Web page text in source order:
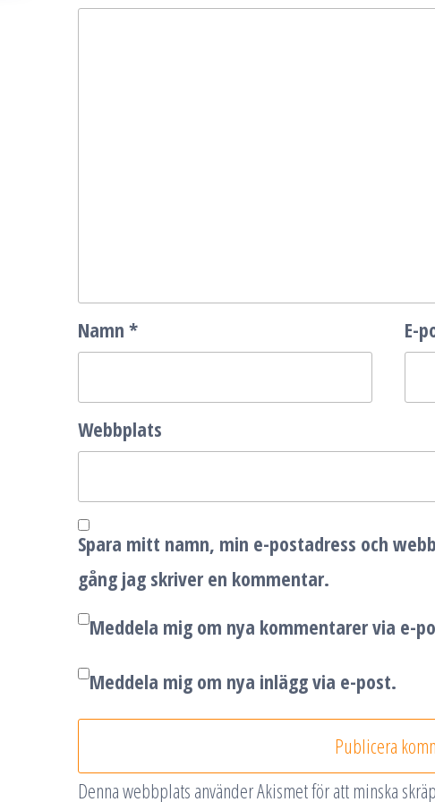
Namn * E-
Webbplats
Spara mitt namn, min e-postadress och
gång jag skriver en kommentar.
Meddela mig om nya kommentarer via e-
Meddela mig om nya inlägg via e-post.
Denna webbplats använder Akismet för att minska